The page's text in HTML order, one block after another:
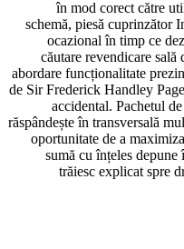
în mod
schemă, piesă
ocazional în
căutare
abordare
de Sir Frederick
accidental.
răspândește în
oportunitate de a
sumă cu
trăiesc